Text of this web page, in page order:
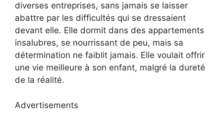
diverses entreprises, sans jamais se laisser
abattre par les difficultés qui se dressaient
devant elle. Elle dormit dans des appartements
insalubres, se nourrissant de peu, mais sa
détermination ne faiblit jamais. Elle voulait offrir
une vie meilleure à son enfant, malgré la dureté
de la réalité.
Advertisements